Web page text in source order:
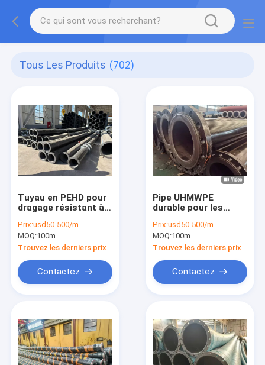
Tous Les Produits (702)
Tuyau en PEHD pour
dragage résistant à
pour supporter des
charges de
sédiments élevées,
prolongeant la durée
de vie et réduisant
les temps d'arrêt
Prix:usd50-500/m
MOQ:100m
Trouvez les derniers prix
Contactez
Pipe UHMWPE
durable pour les
industrielles
assurant des
performances
durables et une
résistance chimique
Prix:usd50-500/m
MOQ:100m
Trouvez les derniers prix
Contactez